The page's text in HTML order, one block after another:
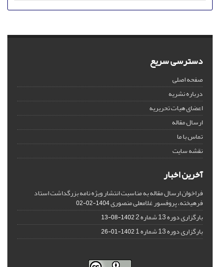
دسترسی سریع
صفحه اصلی
درباره نشریه
اعضای هیات تحریریه
ارسال مقاله
تماس با ما
نقشه سایت
آخرین اخبار
فراخوان ارسال مقاله به مناسبت انتشار ویژه نامه بزرگداشت استاد
فرهیخته، پروفسور غلامعلی منصوری1404-02-02
بارگزاری دوره 13 شماره 2 1402-08-13
بارگزاری دوره 13 شماره 1 1402-01-26